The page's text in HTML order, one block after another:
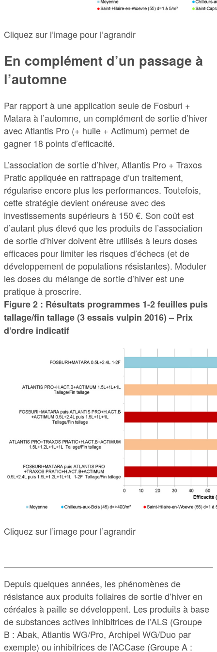
Cliquez sur l’image pour l’agrandir
En complément d’un passage à
l’automne
Par rapport à une application seule de Fosburi +
Matara à l’automne, un complément de sortie d’hiver
avec Atlantis Pro (+ huile + Actimum) permet de
gagner 18 points d’efficacité.
L’association de sortie d’hiver, Atlantis Pro + Traxos
Pratic appliquée en rattrapage d’un traitement,
régularise encore plus les performances. Toutefois,
cette stratégie devient onéreuse avec des
investissements supérieurs à 150 €. Son coût est
d’autant plus élevé que les produits de l’association
de sortie d’hiver doivent être utilisés à leurs doses
efficaces pour limiter les risques d’échecs (et de
développement de populations résistantes). Moduler
les doses du mélange de sortie d’hiver est une
pratique à proscrire.
Figure 2 : Résultats programmes 1-2 feuilles puis
tallage/fin tallage (3 essais vulpin 2016) – Prix
d’ordre indicatif
Cliquez sur l’image pour l’agrandir
Depuis quelques années, les phénomènes de
résistance aux produits foliaires de sortie d’hiver en
céréales à paille se développent. Les produits à base
de substances actives inhibitrices de l’ALS (Groupe
B : Abak, Atlantis WG/Pro, Archipel WG/Duo par
exemple) ou inhibitrices de l’ACCase (Groupe A :